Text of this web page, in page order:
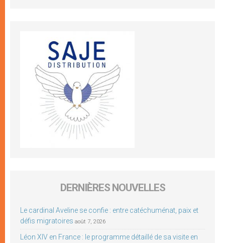
DERNIÈRES NOUVELLES
Le cardinal Aveline se confie : entre catéchuménat, paix et
défis migratoires août 7, 2026
Léon XIV en France : le programme détaillé de sa visite en